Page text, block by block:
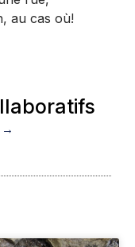
au cas où!
→